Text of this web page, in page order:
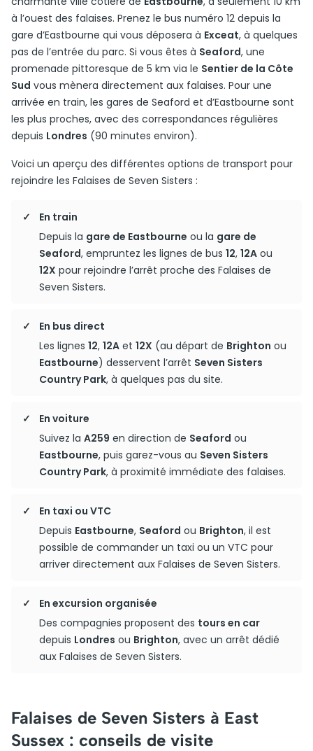
à l’ouest des falaises. Prenez le bus numéro 12 depuis la
gare d’Eastbourne qui vous déposera à Exceat, à quelques
pas de l’entrée du parc. Si vous êtes à Seaford, une
promenade pittoresque de 5 km via le Sentier de la Côte
Sud vous mènera directement aux falaises. Pour une
arrivée en train, les gares de Seaford et d’Eastbourne sont
les plus proches, avec des correspondances régulières
depuis Londres (90 minutes environ).
Voici un aperçu des différentes options de transport pour
rejoindre les Falaises de Seven Sisters :
En train
Depuis la gare de Eastbourne ou la gare de
Seaford, empruntez les lignes de bus 12, 12A ou
12X pour rejoindre l’arrêt proche des Falaises de
Seven Sisters.
En bus direct
Les lignes 12, 12A et 12X (au départ de Brighton ou
Eastbourne) desservent l’arrêt Seven Sisters
Country Park, à quelques pas du site.
En voiture
Suivez la A259 en direction de Seaford ou
Eastbourne, puis garez-vous au Seven Sisters
Country Park, à proximité immédiate des falaises.
En taxi ou VTC
Depuis Eastbourne, Seaford ou Brighton, il est
possible de commander un taxi ou un VTC pour
arriver directement aux Falaises de Seven Sisters.
En excursion organisée
Des compagnies proposent des tours en car
depuis Londres ou Brighton, avec un arrêt dédié
aux Falaises de Seven Sisters.
Falaises de Seven Sisters à East
Sussex : conseils de visite